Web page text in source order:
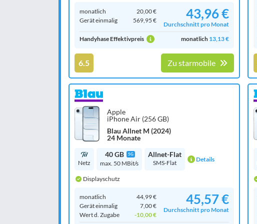
monatlich
20,00 €
Gerät einmalig
569,95 € 43,96 €
Durchschnitt pro Monat
Handyhase Effektivpreis
monatlich 13,13 €
6.5 Zu starmobile
Apple
iPhone Air (256 GB)
Blau Allnet M (2024)
24 Monate
Netz
40 GB 5G
max. 50 MBit/s
Allnet-Flat
SMS-Flat Details
Displayschutz
monatlich
44,99 €
Gerät einmalig
7,00 €
Wert d. Zugabe
-10,00 €
45,57 €
Durchschnitt pro Monat